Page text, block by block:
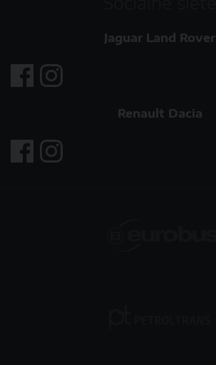
Jaguar Land Rover
Renault Dacia